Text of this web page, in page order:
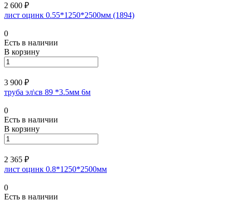
2 600 ₽
лист оцинк 0.55*1250*2500мм (1894)
0
Есть в наличии
В корзину
3 900 ₽
труба эл\св 89 *3.5мм 6м
0
Есть в наличии
В корзину
2 365 ₽
лист оцинк 0.8*1250*2500мм
0
Есть в наличии